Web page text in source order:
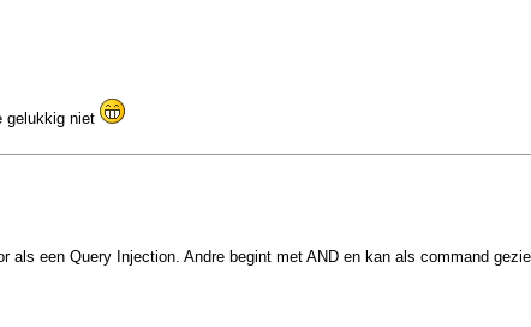
gelukkig niet
als een Query Injection. Andre begint met AND en kan als command